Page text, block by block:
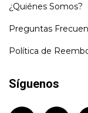
¿Quiénes Somos?
Preguntas
Política de
Síguenos